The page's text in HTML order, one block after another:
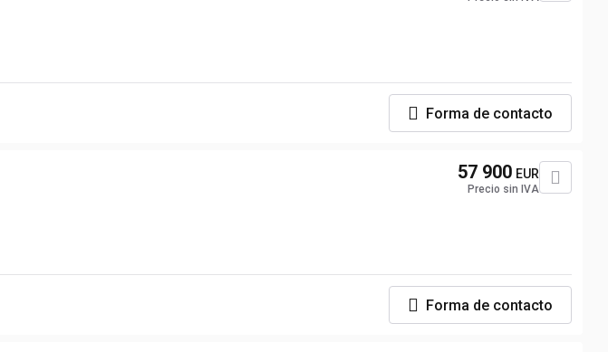
Forma de contacto
57 900 EUR
Precio sin IVA
Forma de contacto